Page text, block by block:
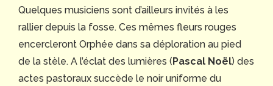
Quelques musiciens sont d’ailleurs invités à les
rallier depuis la fosse. Ces mêmes fleurs rouges
encercleront Orphée dans sa déploration au pied
de la stèle. A l’éclat des lumières ( Pascal Noël) des
actes pastoraux succède le noir uniforme du